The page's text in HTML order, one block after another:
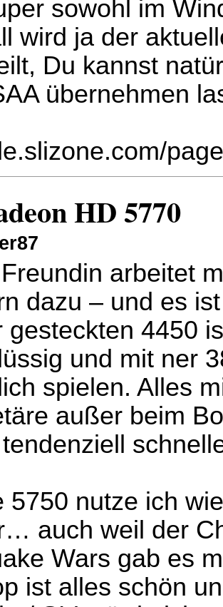
sowohl im
wird ja der
Du kannst
übernehmen
HD 5770
arbeitet
dazu – und es
gesteckten 4450
und mit ner
spielen. Alles
außer beim
tendenziell
5750 nutze ich
auch weil der
Wars gab es
ist alles schön